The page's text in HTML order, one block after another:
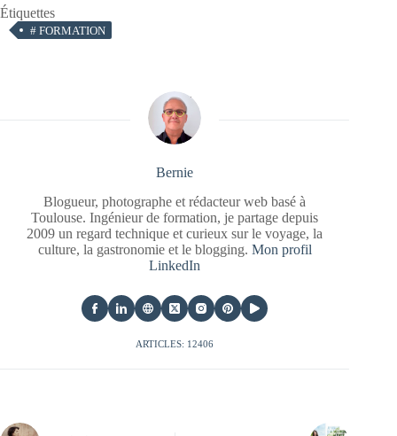
Étiquettes
# FORMATION
Bernie
Blogueur, photographe et rédacteur web basé à
Toulouse. Ingénieur de formation, je partage depuis
2009 un regard technique et curieux sur le voyage, la
culture, la gastronomie et le blogging. Mon profil
LinkedIn
ARTICLES: 12406